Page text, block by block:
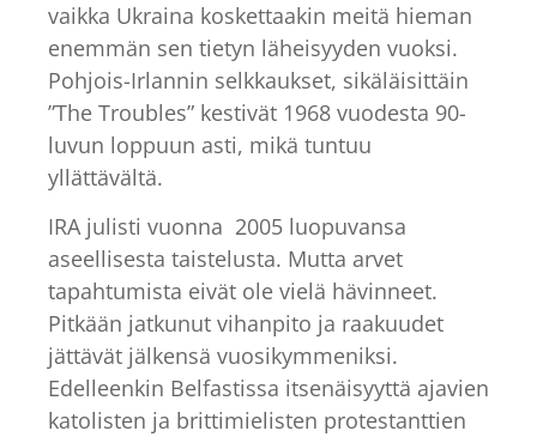
vaikka Ukraina koskettaakin meitä hieman
enemmän sen tietyn läheisyyden vuoksi.
Pohjois-Irlannin selkkaukset, sikäläisittäin
”The Troubles” kestivät 1968 vuodesta 90-
luvun loppuun asti, mikä tuntuu
yllättävältä.
IRA julisti vuonna 2005 luopuvansa
aseellisesta taistelusta. Mutta arvet
tapahtumista eivät ole vielä hävinneet.
Pitkään jatkunut vihanpito ja raakuudet
jättävät jälkensä vuosikymmeniksi.
Edelleenkin Belfastissa itsenäisyyttä ajavien
katolisten ja brittimielisten protestanttien